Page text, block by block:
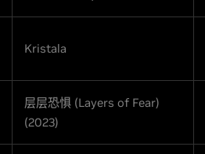
Kristala
层层恐惧 (Layers of Fear)
(2023)